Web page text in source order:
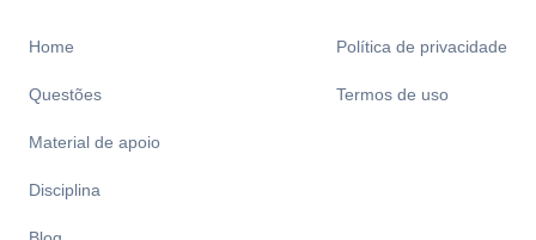
Home
Questões
Material de apoio
Disciplina
Política de privacidade
Termos de uso